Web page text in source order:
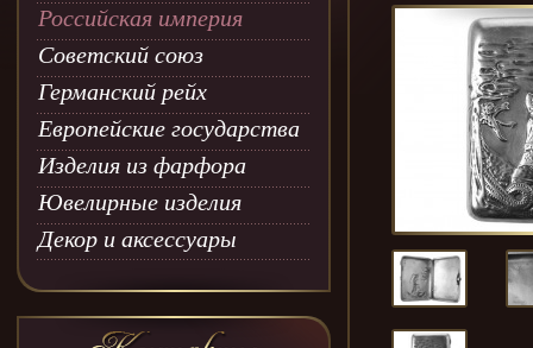
Российская империя
Советский союз
Германский рейх
Европейские государства
Изделия из фарфора
Ювелирные изделия
Декор и аксессуары